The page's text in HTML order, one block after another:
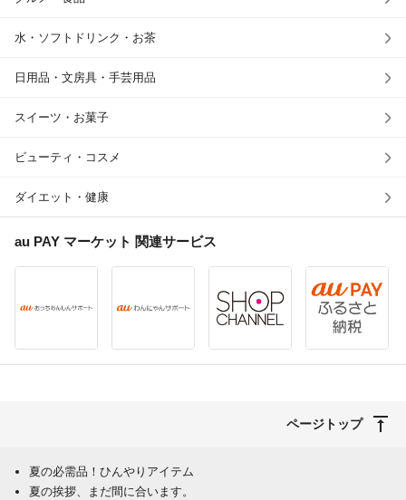
水・ソフトドリンク・お茶
日用品・文房具・手芸用品
スイーツ・お菓子
ビューティ・コスメ
ダイエット・健康
au PAY マーケット 関連サービス
ページトップ
夏の必需品！ひんやりアイテム
夏の挨拶、まだ間に合います。